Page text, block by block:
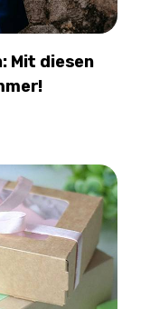
Mit diesen